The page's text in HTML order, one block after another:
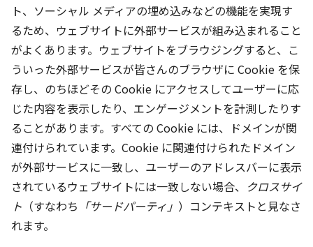
ト、ソーシャル メディアの埋め込みなどの機能を実現す
るため、ウェブサイトに外部サービスが組み込まれること
がよくあります。ウェブサイトをブラウジングすると、こ
ういった外部サービスが皆さんのブラウザに Cookie を保
存し、のちほどその Cookie にアクセスしてユーザーに応
じた内容を表示したり、エンゲージメントを計測したりす
ることがあります。すべての Cookie には、ドメインが関
連付けられています。Cookie に関連付けられたドメイン
が外部サービスに一致し、ユーザーのアドレスバーに表示
されているウェブサイトには一致しない場合、 クロスサイ
ト （すなわち 「サードパーティ」 ）コンテキストと見なさ
れます。